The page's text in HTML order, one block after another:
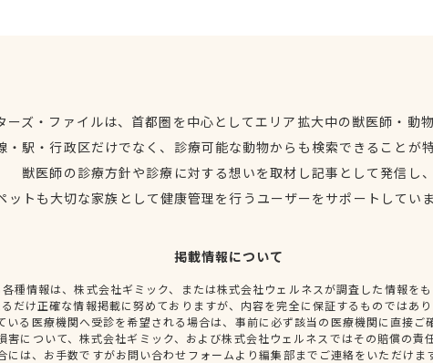
ーズ・ファイルは、首都圏を中心としてエリア拡大中の獣医師・動
・駅・行政区だけでなく、診療可能な動物からも検索できることが
獣医師の診療方針や診療に対する想いを取材し記事として発信し
ットも大切な家族として健康管理を行うユーザーをサポートしてい
掲載情報について
種情報は、株式会社ギミック、または株式会社ウェルネスが調査した情報を
だけ正確な情報掲載に努めておりますが、内容を完全に保証するものではあ
いる医療機関へ受診を希望される場合は、事前に必ず該当の医療機関に直接ご
害について、株式会社ギミック、および株式会社ウェルネスではその賠償の責
には、お手数ですがお問い合わせフォームより編集部までご連絡をいただけま